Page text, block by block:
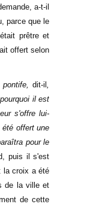
a-t-il
parce que le
prêtre et
offert selon
pontife,dit-il,
il est
s'offre lui-
offert une
pour le
puis il s'est
la croix a été
de la ville et
de cette